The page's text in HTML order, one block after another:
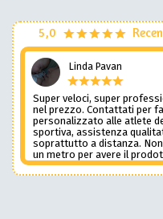
5,0
Linda Pavan
Super veloci, super
nel prezzo. Contattati per
personalizzato alle atlete
sportiva, assistenza
soprattutto a distanza.
un metro per avere il
Una assistenza del genere
preziosa. Credo li